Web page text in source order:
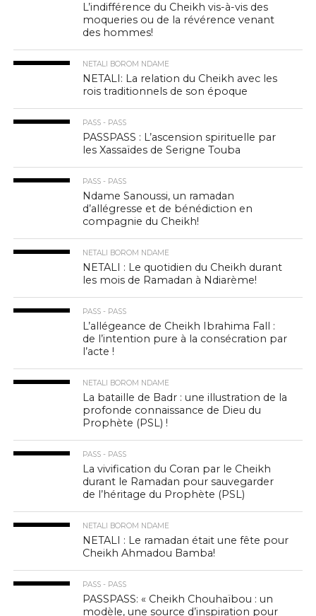
L’indifférence du Cheikh vis-à-vis des
moqueries ou de la révérence venant
des hommes!
NETALI BOROM NDAME
NETALI: La relation du Cheikh avec les
rois traditionnels de son époque
PASS - PASS
PASSPASS : L’ascension spirituelle par
les Xassaïdes de Serigne Touba
PASS - PASS
Ndame Sanoussi, un ramadan
d’allégresse et de bénédiction en
compagnie du Cheikh!
NETALI BOROM NDAME
NETALI : Le quotidien du Cheikh durant
les mois de Ramadan à Ndiarème!
PASS - PASS
L’allégeance de Cheikh Ibrahima Fall :
de l’intention pure à la consécration par
l’acte !
NETALI BOROM NDAME
La bataille de Badr : une illustration de la
profonde connaissance de Dieu du
Prophète (PSL) !
PASS - PASS
La vivification du Coran par le Cheikh
durant le Ramadan pour sauvegarder
de l’héritage du Prophète (PSL)
NETALI BOROM NDAME
NETALI : Le ramadan était une fête pour
Cheikh Ahmadou Bamba!
PASS - PASS
PASSPASS: « Cheikh Chouhaïbou : un
modèle, une source d’inspiration pour